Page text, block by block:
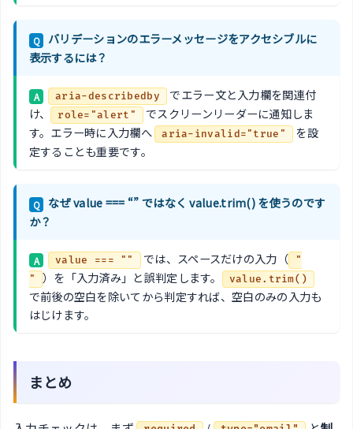
Q
バリデーションのエラーメッセージをアクセシブルに
表示するには？
A aria-describedby
でエラー文と入力欄を関連付
け、
role="alert"
でスクリーンリーダーに通知しま
す。エラー時に入力欄へ aria-invalid="true"
を設
定することも重要です。
Q
なぜ value === “” ではなく value.trim() を使うのです
か？
A value === "" では、スペースだけの入力（
"
"
）を「入力済み」と誤判定します。 value.trim()
で前後の空白を除いてから判定すれば、空白のみの入力も
はじけます。
まとめ